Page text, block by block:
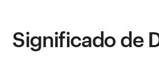
Significado de